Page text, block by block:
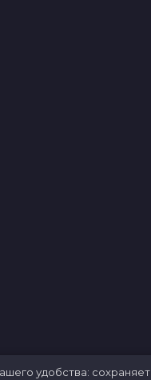
удобства: сохраняет